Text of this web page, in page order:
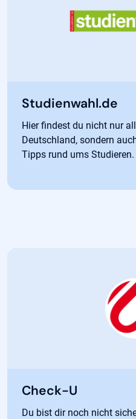
Öffnet in neuem
Studienwahl.de
Hier findest du nicht nur
Deutschland, sondern
Tipps rund ums Studieren.
Öffnet in neuem
Check-U
Du bist dir noch nicht